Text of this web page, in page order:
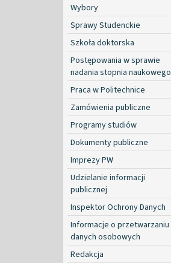
Wybory
Sprawy Studenckie
Szkoła doktorska
Postępowania w sprawie
nadania stopnia naukowego
Praca w Politechnice
Zamówienia publiczne
Programy studiów
Dokumenty publiczne
Imprezy PW
Udzielanie informacji
publicznej
Inspektor Ochrony Danych
Informacje o przetwarzaniu
danych osobowych
Redakcja